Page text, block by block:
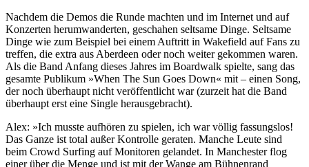
Nachdem die Demos die Runde machten und im Internet und auf
Konzerten herumwanderten, geschahen seltsame Dinge. Seltsame
Dinge wie zum Beispiel bei einem Auftritt in Wakefield auf Fans zu
treffen, die extra aus Aberdeen oder noch weiter gekommen waren.
Als die Band Anfang dieses Jahres im Boardwalk spielte, sang das
gesamte Publikum »When The Sun Goes Down« mit – einen Song,
der noch überhaupt nicht veröffentlicht war (zurzeit hat die Band
überhaupt erst eine Single herausgebracht).
Alex: »Ich musste aufhören zu spielen, ich war völlig fassungslos!
Das Ganze ist total außer Kontrolle geraten. Manche Leute sind
beim Crowd Surfing auf Monitoren gelandet. In Manchester flog
einer über die Menge und ist mit der Wange am Bühnenrand